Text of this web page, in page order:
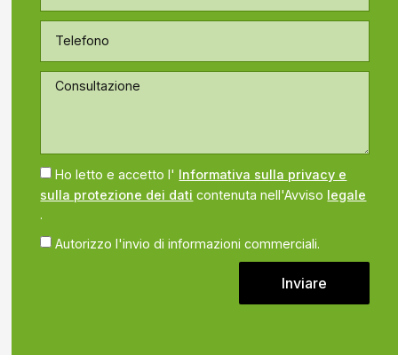
Ho letto e accetto l' Informativa sulla privacy e
sulla protezione dei dati contenuta nell'Avviso legale
.
Autorizzo l'invio di informazioni commerciali.
Inviare